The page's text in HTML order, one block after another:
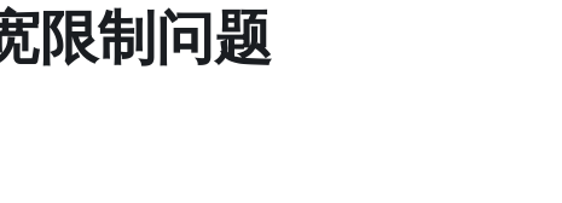
限制问题